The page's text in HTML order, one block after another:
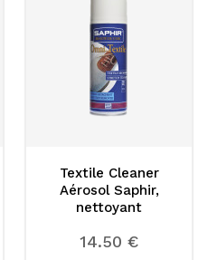
Textile Cleaner
Aérosol Saphir,
nettoyant
14.50 €